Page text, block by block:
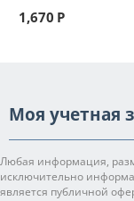
1,670 Р
Моя учетная
Любая информация,
исключительно
является публичной